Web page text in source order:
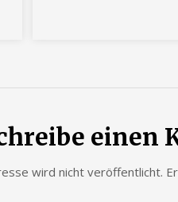
einen
wird nicht veröffentlicht.